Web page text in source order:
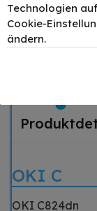
47095701
Gelb bis
OKI C
OKI C824dn
Technologien
Cookie-
ändern.